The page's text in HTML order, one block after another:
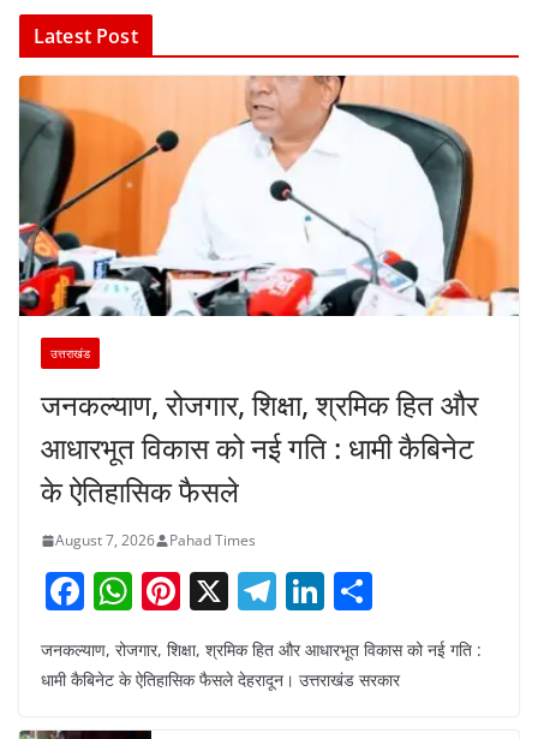
Latest Post
उत्तराखंड
जनकल्याण, रोजगार, शिक्षा, श्रमिक हित और
आधारभूत विकास को नई गति : धामी कैबिनेट
के ऐतिहासिक फैसले
August 7, 2026 Pahad Times
F
c
W
at
s
Pi
er
X T
el
e
Li
k
h
ar
जनकल्याण, रोजगार, शिक्षा, श्रमिक हित और आधारभूत विकास को नई गति :
धामी कैबिनेट के ऐतिहासिक फैसले देहरादून। उत्तराखंड सरकार